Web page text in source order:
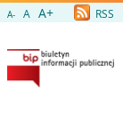
A- A A+ RSS